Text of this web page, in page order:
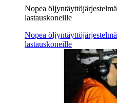
Nopea öljyntäyttöjärjestelmä
lastauskoneille
Nopea öljyntäyttöjärjestelmä
lastauskoneille